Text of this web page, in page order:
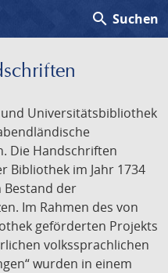
search Suchen
Universitätsbibliothek
Die Handschriften
Bibliothek im Jahr 1734
Bestand der
Im Rahmen des von
geförderten Projekts
volkssprachlichen
wurden in einem